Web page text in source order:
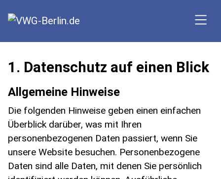
SKIP TO MAIN CONTENT
1. Datenschutz auf einen Blick
Allgemeine Hinweise
Die folgenden Hinweise geben einen einfachen
Überblick darüber, was mit Ihren
personenbezogenen Daten passiert, wenn Sie
unsere Website besuchen. Personenbezogene
Daten sind alle Daten, mit denen Sie persönlich